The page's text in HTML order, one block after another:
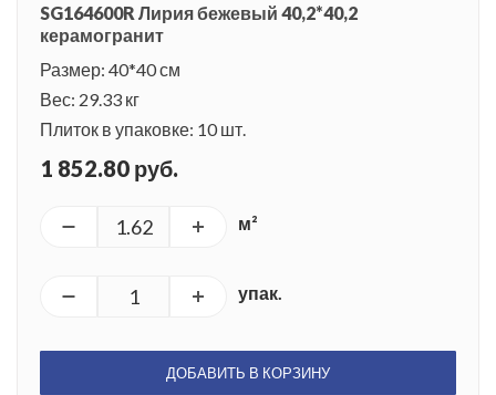
SG164600R Лирия бежевый 40,2*40,2
керамогранит
Размер: 40*40 см
Вес: 29.33 кг
Плиток в упаковке: 10 шт.
1 852.80 руб.
м²
упак.
ДОБАВИТЬ В КОРЗИНУ